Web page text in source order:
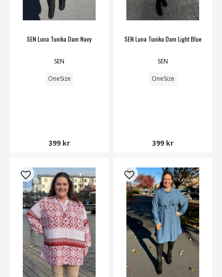
SEN Luna Tunika Dam Navy
SEN
OneSize
399 kr
SEN Luna Tunika Dam Light Blue
SEN
OneSize
399 kr